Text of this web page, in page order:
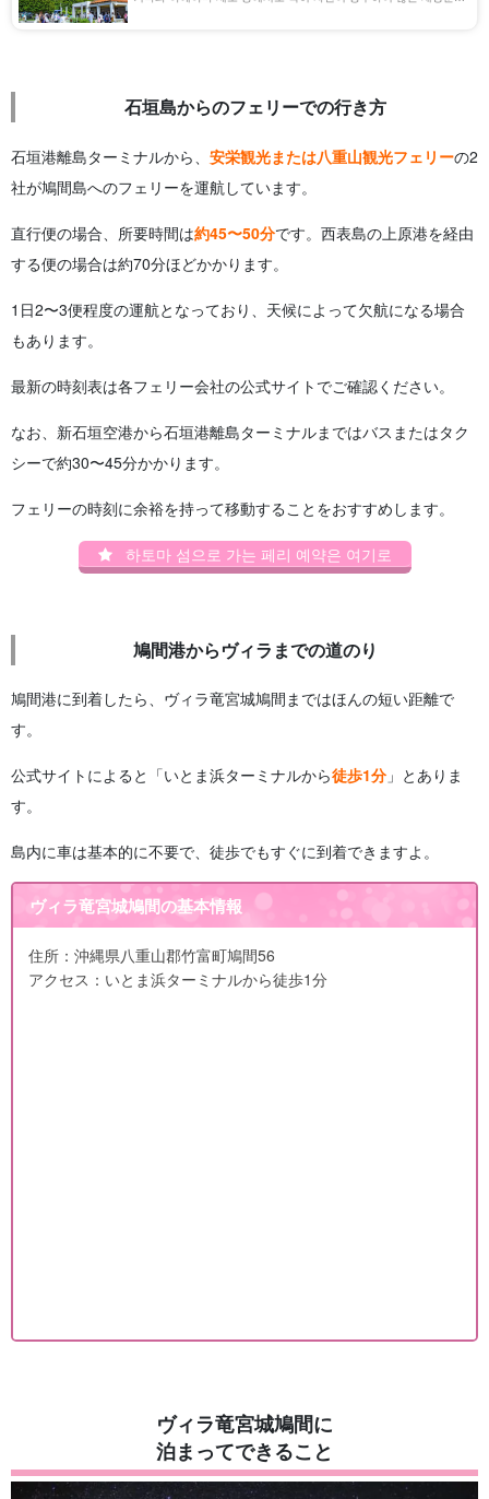
石垣島からのフェリーでの行き方
石垣港離島ターミナルから、 安栄観光または八重山観光フェリーの2
社が鳩間島へのフェリーを運航しています。
直行便の場合、所要時間は約45〜50分です。西表島の上原港を経由
する便の場合は約70分ほどかかります。
1日2〜3便程度の運航となっており、天候によって欠航になる場合
もあります。
最新の時刻表は各フェリー会社の公式サイトでご確認ください。
なお、新石垣空港から石垣港離島ターミナルまではバスまたはタク
シーで約30〜45分かかります。
フェリーの時刻に余裕を持って移動することをおすすめします。
하토마 섬으로 가는 페리 예약은 여기로
鳩間港からヴィラまでの道のり
鳩間港に到着したら、ヴィラ竜宮城鳩間まではほんの短い距離で
す。
公式サイトによると「いとま浜ターミナルから徒歩1分 」とありま
す。
島内に車は基本的に不要で、徒歩でもすぐに到着できますよ。
ヴィラ竜宮城鳩間の基本情報
住所：沖縄県八重山郡竹富町鳩間56
アクセス：いとま浜ターミナルから徒歩1分
ヴィラ竜宮城鳩間に
泊まってできること